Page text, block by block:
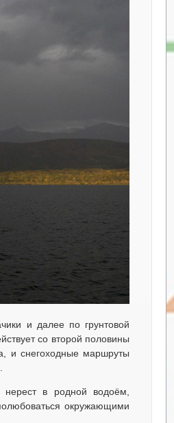
и далее по грунтовой
со второй половины
и снегоходные маршруты
в родной водоём,
окружающими